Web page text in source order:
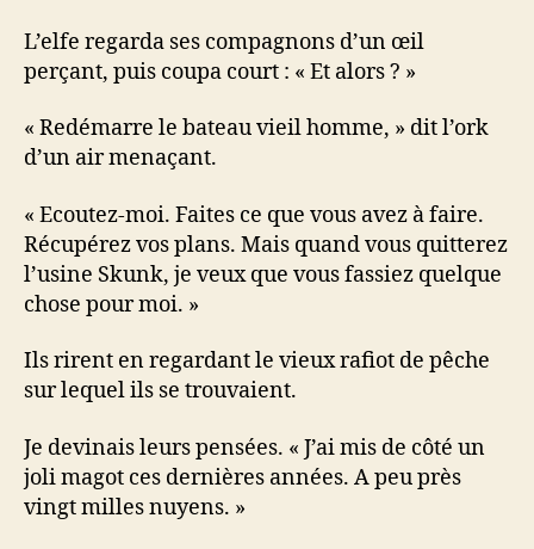
L’elfe regarda ses compagnons d’un œil
perçant, puis coupa court : « Et alors ? »
« Redémarre le bateau vieil homme, » dit l’ork
d’un air menaçant.
« Ecoutez-moi. Faites ce que vous avez à faire.
Récupérez vos plans. Mais quand vous quitterez
l’usine Skunk, je veux que vous fassiez quelque
chose pour moi. »
Ils rirent en regardant le vieux rafiot de pêche
sur lequel ils se trouvaient.
Je devinais leurs pensées. « J’ai mis de côté un
joli magot ces dernières années. A peu près
vingt milles nuyens. »